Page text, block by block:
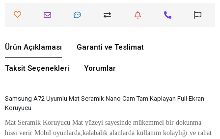
Ürün Açıklaması Garanti ve Teslimat
Taksit Seçenekleri Yorumlar
Samsung A72 Uyumlu Mat Seramik Nano Cam Tam Kaplayan Full Ekran
Koruyucu
Mat Seramik Koruyucu Mat yüzeyi sayesinde mükemmel bir dokunma
hissi verir Mobil oyunlarda,kalabalık alanlarda kullanım kolaylığı ve rahat